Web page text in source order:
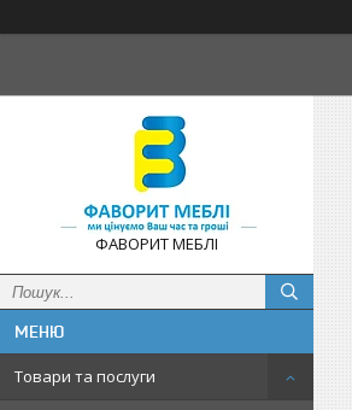
ФАВОРИТ МЕБЛІ
Товари та послуги